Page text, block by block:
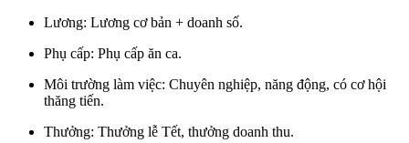
Lương: Lương cơ bản + doanh số.
Phụ cấp: Phụ cấp ăn ca.
Môi trường làm việc: Chuyên nghiệp, năng động, có cơ hội
thăng tiến.
Thưởng: Thưởng lễ Tết, thưởng doanh thu.